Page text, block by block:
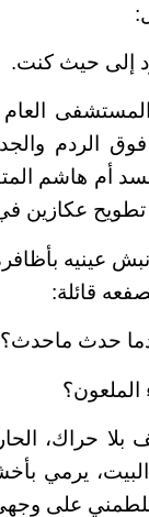
إلى حيث كنت.
المستشفى
الردم
جسد أم هاشم
تطويح عكازين
عينيه
قائلة:
حدث ماحدث؟
الملعون؟
بلا حراك،
يرمي
تلطمني على